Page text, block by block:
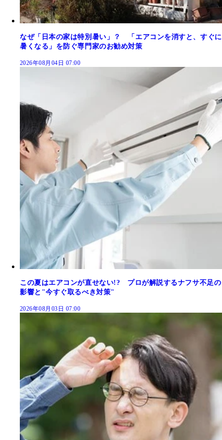
なぜ「日本の家は特別暑い」？ 「エアコンを消すと、すぐに
暑くなる」を防ぐ専門家のお勧め対策
2026年08月04日 07:00
この夏はエアコンが直せない!? プロが解説するナフサ不足の
影響と"今すぐ取るべき対策"
2026年08月03日 07:00